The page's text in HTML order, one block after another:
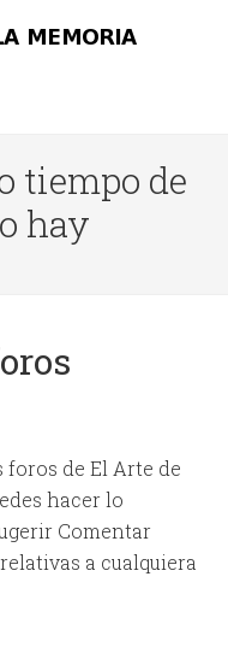
tiempo de
hay
foros de El Arte de
hacer lo
Comentar
a cualquiera